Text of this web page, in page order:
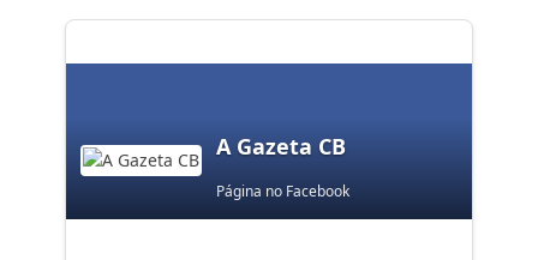
A Gazeta CB
Página no Facebook